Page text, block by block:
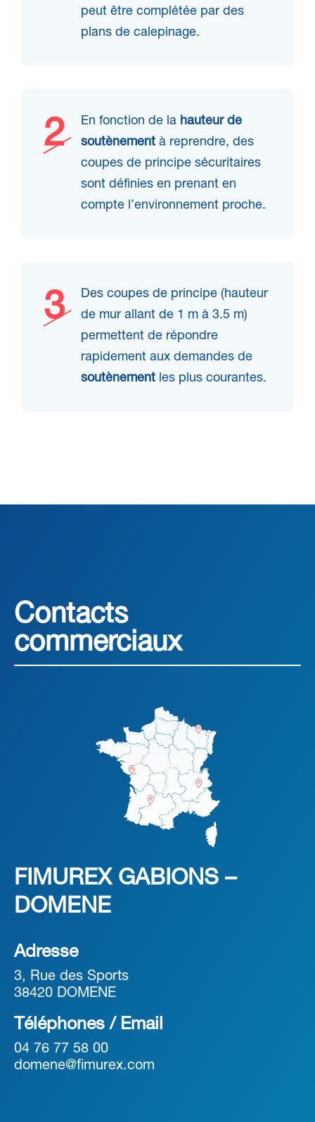
peut être complétée par des
plans de calepinage.
En fonction de la hauteur de
soutènement à reprendre, des
coupes de principe sécuritaires
sont définies en prenant en
compte l’environnement proche.
Des coupes de principe (hauteur
de mur allant de 1 m à 3.5 m)
permettent de répondre
rapidement aux demandes de
soutènement les plus courantes.
Contacts
commerciaux
FIMUREX GABIONS –
DOMENE
Adresse
3, Rue des Sports
38420 DOMENE
Téléphones / Email
04 76 77 58 00
domene@fimurex.com